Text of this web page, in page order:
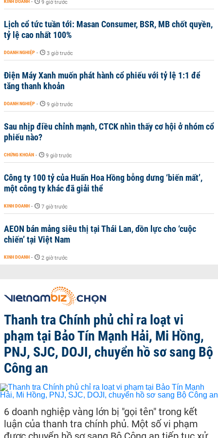
KINH DOANH - 9 giờ trước
Lịch cổ tức tuần tới: Masan Consumer, BSR, MB chốt quyền,
tỷ lệ cao nhất 100%
DOANH NGHIỆP - 3 giờ trước
Điện Máy Xanh muốn phát hành cổ phiếu với tỷ lệ 1:1 để
tăng thanh khoản
DOANH NGHIỆP - 9 giờ trước
Sau nhịp điều chỉnh mạnh, CTCK nhìn thấy cơ hội ở nhóm cổ
phiếu nào?
CHỨNG KHOÁN - 9 giờ trước
Công ty 100 tỷ của Huấn Hoa Hồng bỗng dưng ‘biến mất’,
một công ty khác đã giải thể
KINH DOANH - 7 giờ trước
AEON bán mảng siêu thị tại Thái Lan, dồn lực cho ‘cuộc
chiến’ tại Việt Nam
KINH DOANH - 2 giờ trước
Thanh tra Chính phủ chỉ ra loạt vi
phạm tại Bảo Tín Mạnh Hải, Mi Hồng,
PNJ, SJC, DOJI, chuyển hồ sơ sang Bộ
Công an
6 doanh nghiệp vàng lớn bị "gọi tên" trong kết
luận của thanh tra chính phủ. Một số vi phạm